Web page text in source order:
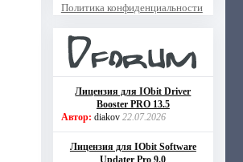
Политика конфиденциальности
Лицензия для IObit Driver
Booster PRO 13.5
Автор: diakov 22.07.2026
Лицензия для IObit Software
Updater Pro 9.0